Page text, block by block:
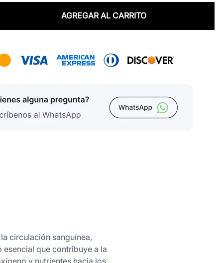
AGREGAR AL CARRITO
circulación sanguínea,
que contribuye a la